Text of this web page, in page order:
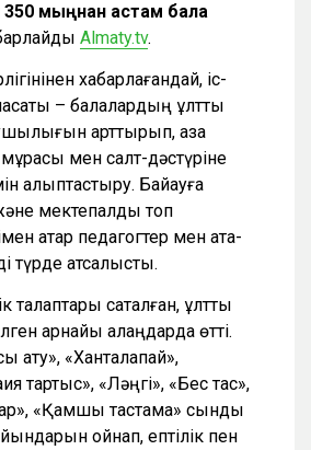
350 мыңнан астам бала
Almaty.tv.
хабарлағандай, іс-
– балалардың ұлттық
арттырып, қазақ
мен салт-дәстүріне
қалыптастыру. Байқауға
мектепалды топ
қатар педагогтер мен ата-
түрде атсалысты.
талаптары сақталған, ұлттық
арнайы алаңдарда өтті.
ату», «Ханталапай»,
тартыс», «Ләңгі», «Бес тас»,
«Қамшы тастамақ» сынды
ойнап, ептілік пен